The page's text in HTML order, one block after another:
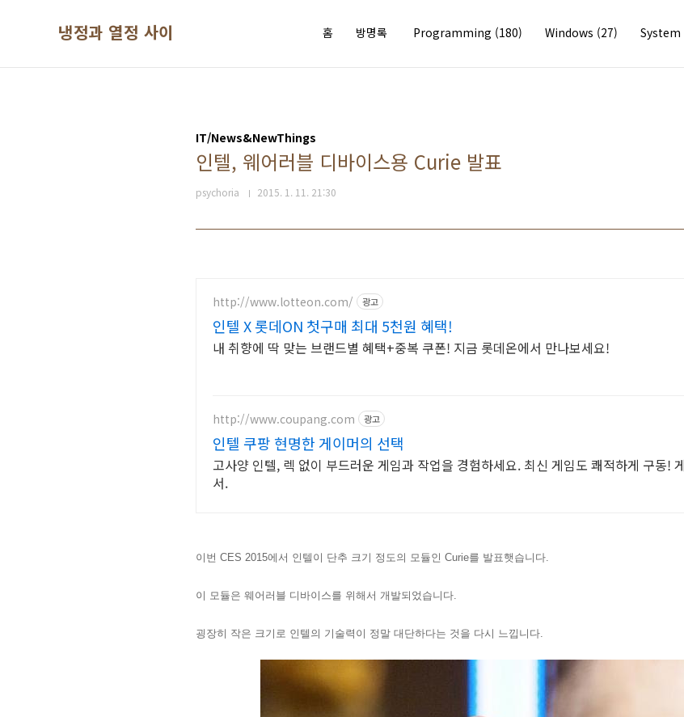
냉정과 열정 사이 홈 방명록 Programming (180) Windows (27) System
IT/News&NewThings
인텔, 웨어러블 디바이스용 Curie 발표
psychoria 2015. 1. 11. 21:30
http://www.lotteon.com/ 광고
인텔 X 롯데ON 첫구매 최대 5천원 혜택!
내 취향에 딱 맞는 브랜드별 혜택+중복 쿠폰! 지금 롯데온에서 만나보세요!
http://www.coupang.com 광고
인텔 쿠팡 현명한 게이머의 선택
고사양 인텔, 렉 없이 부드러운 게임과 작업을 경험하세요. 최신 게임도 쾌적하게 구동!
서.
이번 CES 2015에서 인텔이 단추 크기 정도의 모듈인 Curie를 발표햇습니다.
이 모듈은 웨어러블 디바이스를 위해서 개발되었습니다.
굉장히 작은 크기로 인텔의 기술력이 정말 대단하다는 것을 다시 느낍니다.